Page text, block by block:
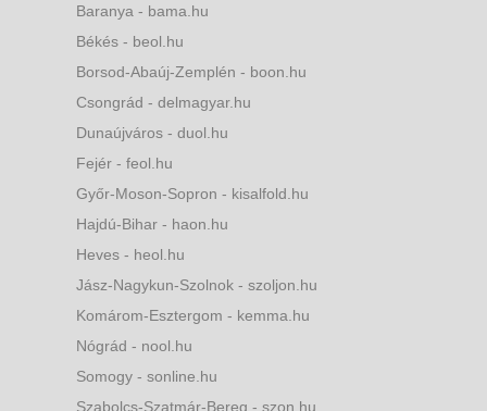
Baranya - bama.hu
Békés - beol.hu
Borsod-Abaúj-Zemplén - boon.hu
Csongrád - delmagyar.hu
Dunaújváros - duol.hu
Fejér - feol.hu
Győr-Moson-Sopron - kisalfold.hu
Hajdú-Bihar - haon.hu
Heves - heol.hu
Jász-Nagykun-Szolnok - szoljon.hu
Komárom-Esztergom - kemma.hu
Nógrád - nool.hu
Somogy - sonline.hu
Szabolcs-Szatmár-Bereg - szon.hu